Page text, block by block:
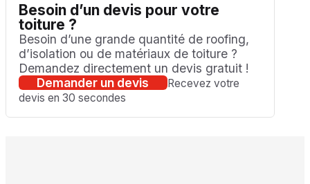
Besoin d’un devis pour votre
toiture ?
Besoin d’une grande quantité de roofing,
d’isolation ou de matériaux de toiture ?
Demandez directement un devis gratuit !
Demander un devis
Recevez votre
devis en 30 secondes